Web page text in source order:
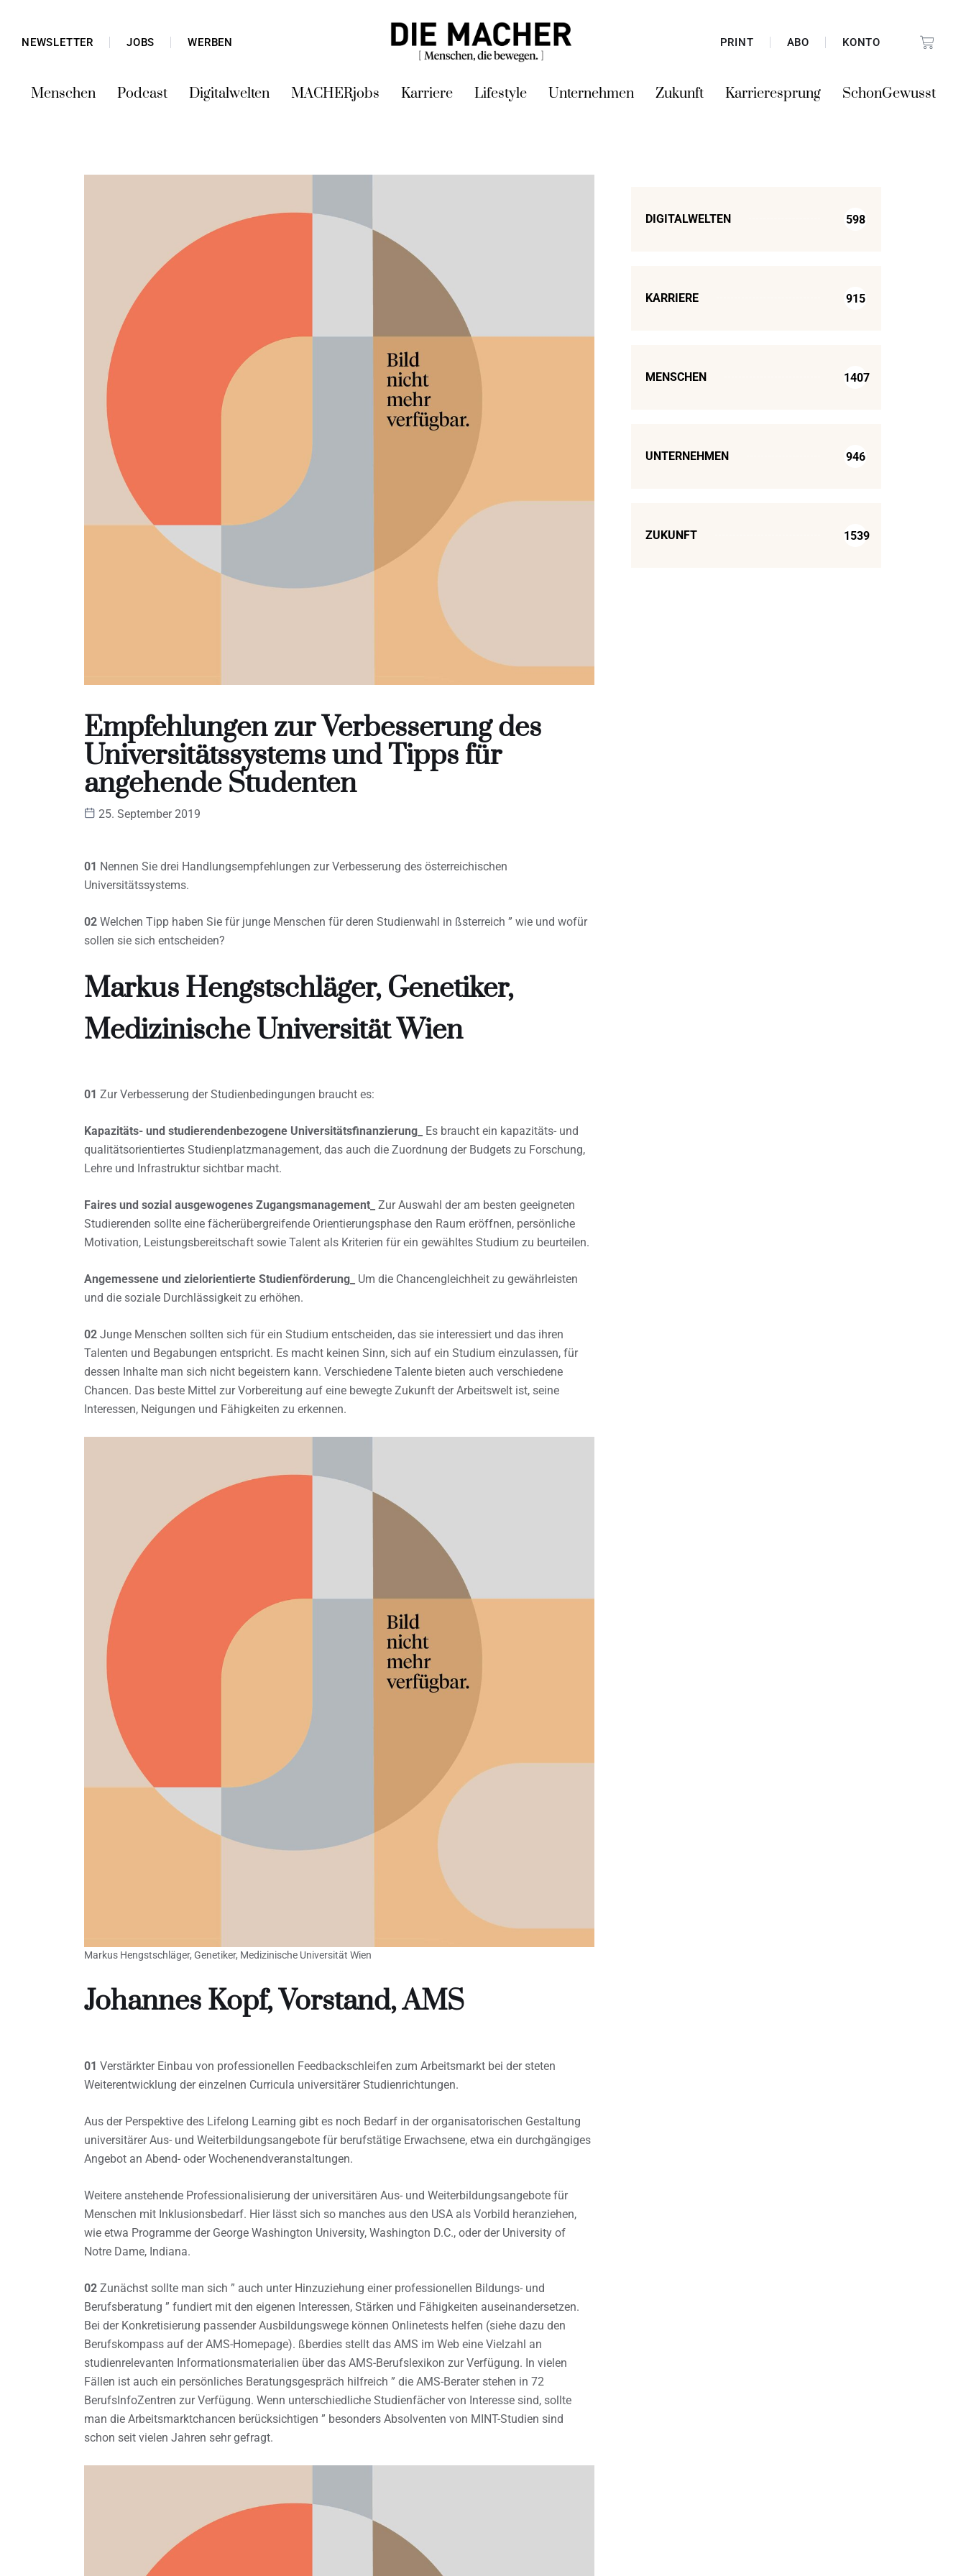
NEWSLETTER JOBS WERBEN PRINT ABO KONTO
Menschen Podcast Digitalwelten MACHERjobs Karriere Lifestyle Unternehmen Zukunft Karrieresprung SchonGewusst
Empfehlungen zur Verbesserung des
Universitätssystems und Tipps für
angehende Studenten
25. September 2019
01 Nennen Sie drei Handlungsempfehlungen zur Verbesserung des österreichischen
Universitätssystems.
02 Welchen Tipp haben Sie für junge Menschen für deren Studienwahl in ßsterreich ” wie und wofür
sollen sie sich entscheiden?
Markus Hengstschläger, Genetiker,
Medizinische Universität Wien
01 Zur Verbesserung der Studienbedingungen braucht es:
Kapazitäts- und studierendenbezogene Universitätsfinanzierung_
Es braucht ein kapazitäts- und
qualitätsorientiertes Studienplatzmanagement, das auch die Zuordnung der Budgets zu Forschung,
Lehre und Infrastruktur sichtbar macht.
Faires und sozial ausgewogenes Zugangsmanagement_ Zur Auswahl der am besten geeigneten
Studierenden sollte eine fächerübergreifende Orientierungsphase den Raum eröffnen, persönliche
Motivation, Leistungsbereitschaft sowie Talent als Kriterien für ein gewähltes Studium zu beurteilen.
Angemessene und zielorientierte Studienförderung_
Um die Chancengleichheit zu gewährleisten
und die soziale Durchlässigkeit zu erhöhen.
02 Junge Menschen sollten sich für ein Studium entscheiden, das sie interessiert und das ihren
Talenten und Begabungen entspricht. Es macht keinen Sinn, sich auf ein Studium einzulassen, für
dessen Inhalte man sich nicht begeistern kann. Verschiedene Talente bieten auch verschiedene
Chancen. Das beste Mittel zur Vorbereitung auf eine bewegte Zukunft der Arbeitswelt ist, seine
Interessen, Neigungen und Fähigkeiten zu erkennen.
Markus Hengstschläger, Genetiker, Medizinische Universität Wien
Johannes Kopf, Vorstand, AMS
01 Verstärkter Einbau von professionellen Feedbackschleifen zum Arbeitsmarkt bei der steten
Weiterentwicklung der einzelnen Curricula universitärer Studienrichtungen.
Aus der Perspektive des Lifelong Learning gibt es noch Bedarf in der organisatorischen Gestaltung
universitärer Aus- und Weiterbildungsangebote für berufstätige Erwachsene, etwa ein durchgängiges
Angebot an Abend- oder Wochenendveranstaltungen.
Weitere anstehende Professionalisierung der universitären Aus- und Weiterbildungsangebote für
Menschen mit Inklusionsbedarf. Hier lässt sich so manches aus den USA als Vorbild heranziehen,
wie etwa Programme der George Washington University, Washington D.C., oder der University of
Notre Dame, Indiana.
02 Zunächst sollte man sich ” auch unter Hinzuziehung einer professionellen Bildungs- und
Berufsberatung ” fundiert mit den eigenen Interessen, Stärken und Fähigkeiten auseinandersetzen.
Bei der Konkretisierung passender Ausbildungswege können Onlinetests helfen (siehe dazu den
Berufskompass auf der AMS-Homepage). ßberdies stellt das AMS im Web eine Vielzahl an
studienrelevanten Informationsmaterialien über das AMS-Berufslexikon zur Verfügung. In vielen
Fällen ist auch ein persönliches Beratungsgespräch hilfreich ” die AMS-Berater stehen in 72
BerufsInfoZentren zur Verfügung. Wenn unterschiedliche Studienfächer von Interesse sind, sollte
man die Arbeitsmarktchancen berücksichtigen ” besonders Absolventen von MINT-Studien sind
schon seit vielen Jahren sehr gefragt.
DIGITALWELTEN 598
KARRIERE 915
MENSCHEN 1407
UNTERNEHMEN 946
ZUKUNFT 1539